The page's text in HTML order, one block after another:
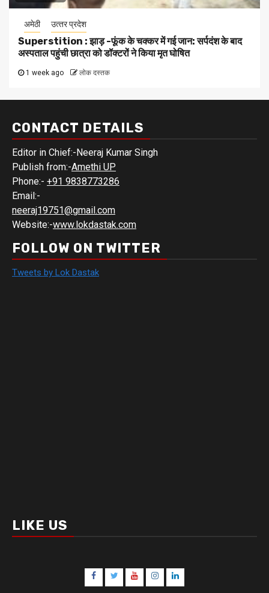
अमेठी उत्‍तर प्रदेश
Superstition : झाड़ -फूंक के चक्कर में गई जान: सर्पदंश के बाद
अस्पताल पहुंची छात्रा को डॉक्टरों ने किया मृत घोषित
1 week ago लोक दस्तक
CONTACT DETAILS
Editor in Chief:-Neeraj Kumar Singh
Publish from:-Amethi UP
Phone:- +91 9838773286
Email:-
neeraj19751@gmail.com
Website:-www.lokdastak.com
FOLLOW ON TWITTER
Tweets by Lok Dastak
LIKE US
Facebook
TwitterYoutubeInstagramLinkedIn